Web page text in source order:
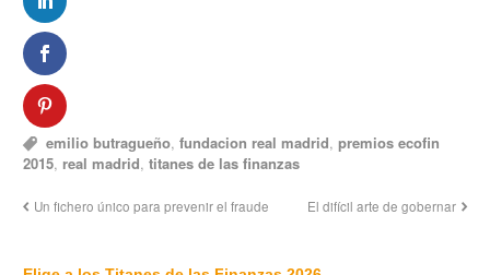
emilio butragueño,fundacion real madrid,premios ecofin
2015, real madrid,titanes de las finanzas
Un fichero único para prevenir el fraude El difícil arte de gobernar